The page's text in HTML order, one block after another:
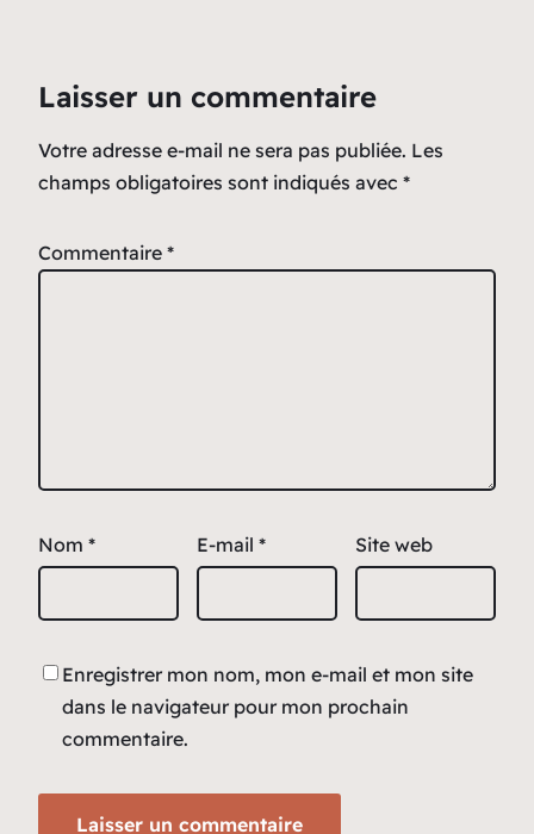
Laisser un commentaire
Votre adresse e-mail ne sera pas publiée. Les
champs obligatoires sont indiqués avec *
Commentaire *
Nom * E-mail * Site web
Enregistrer mon nom, mon e-mail et mon site
dans le navigateur pour mon prochain
commentaire.